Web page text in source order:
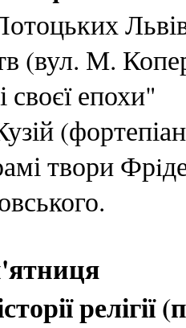
(вул. М.
своєї епохи"
твори